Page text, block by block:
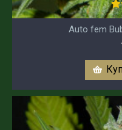
Auto fem